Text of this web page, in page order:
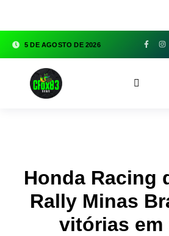
5 DE AGOSTO DE 2026
Honda Racing
Rally Minas
vitórias em